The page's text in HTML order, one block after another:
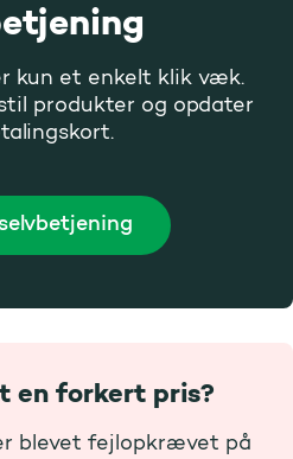
kun et enkelt klik væk.
produkter og opdater
en forkert pris?
blevet fejlopkrævet på